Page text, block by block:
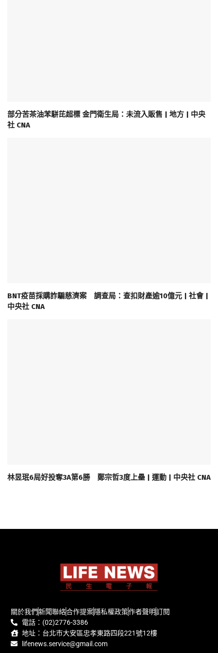
部分苦茶油苯駢芘超標 金門衛生局：未流入販售 | 地方 | 中央
社 CNA
BNT疫苗採購詐騙慈濟案 調查局：查扣財產逾10億元 | 社會 |
中央社 CNA
林昱珉6局好投奪3A第6勝 鄭宗哲3度上壘 | 運動 | 中央社 CNA
關於我們新聞聯絡合作提案隱私權政策作者聲明訂閱
電話：(02)2776-3386
地址：台北市大安區忠孝東路四段221號12樓
lifenews.service@gmail.com